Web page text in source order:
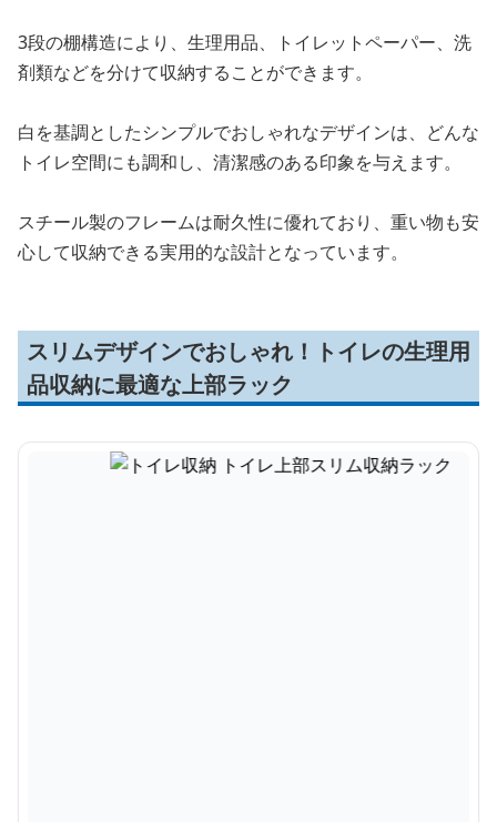
3段の棚構造により、生理用品、トイレットペーパー、洗
剤類などを分けて収納することができます。
白を基調としたシンプルでおしゃれなデザインは、どんな
トイレ空間にも調和し、清潔感のある印象を与えます。
スチール製のフレームは耐久性に優れており、重い物も安
心して収納できる実用的な設計となっています。
スリムデザインでおしゃれ！トイレの生理用
品収納に最適な上部ラック